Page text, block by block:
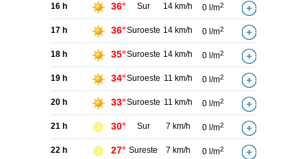
16 h 36° Sur 14 km/h 0 l/m2
17 h 36°Suroeste 14 km/h 0 l/m2
18 h 35°Suroeste 14 km/h 0 l/m2
19 h 34°Suroeste 11 km/h 0 l/m2
20 h 33°Suroeste 11 km/h 0 l/m2
21 h 30° Sur 7 km/h 0 l/m2
22 h 27° Sureste 7 km/h 0 l/m2